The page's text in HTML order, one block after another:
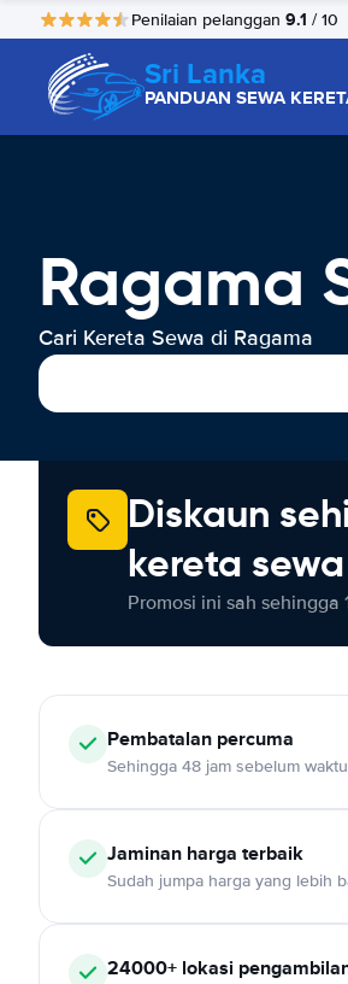
Penilaian pelanggan 9.1 / 10
Sri Lanka
PANDUAN SEWA
Ragama
Cari Kereta Sewa di Ragama
Diskaun
kereta
Promosi ini sah
Pembatalan percuma
Sehingga 48 jam sebelum
Jaminan harga terbaik
Sudah jumpa harga yang lebih
24000+ lokasi